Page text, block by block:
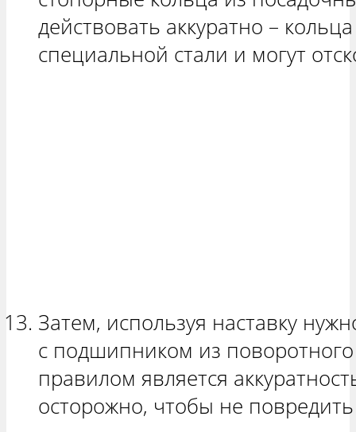
действовать аккуратно –
специальной стали и могут
Затем, используя наставку
с подшипником из
правилом является
осторожно, чтобы не